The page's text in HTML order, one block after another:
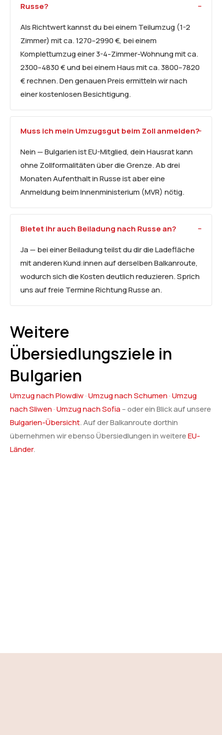
Russe?
Als Richtwert kannst du bei einem Teilumzug (1-2
Zimmer) mit ca. 1270–2990 €, bei einem
Komplettumzug einer 3-4-Zimmer-Wohnung mit ca.
2300–4830 € und bei einem Haus mit ca. 3800–7820
€ rechnen. Den genauen Preis ermitteln wir nach
einer kostenlosen Besichtigung.
Muss ich mein Umzugsgut beim Zoll anmelden?
Nein — Bulgarien ist EU-Mitglied, dein Hausrat kann
ohne Zollformalitäten über die Grenze. Ab drei
Monaten Aufenthalt in Russe ist aber eine
Anmeldung beim Innenministerium (MVR) nötig.
Bietet ihr auch Beiladung nach Russe an?
Ja — bei einer Beiladung teilst du dir die Ladefläche
mit anderen Kund:innen auf derselben Balkanroute,
wodurch sich die Kosten deutlich reduzieren. Sprich
uns auf freie Termine Richtung Russe an.
Weitere
Übersiedlungsziele in
Bulgarien
Umzug nach Plowdiw·Umzug nach Schumen·Umzug
nach Sliwen·Umzug nach Sofia– oder ein Blick auf unsere
Bulgarien-Übersicht. Auf der Balkanroute dorthin
übernehmen wir ebenso Übersiedlungen in weitereEU-
Länder.